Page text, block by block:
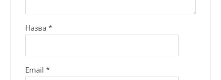
Назва*
Email*